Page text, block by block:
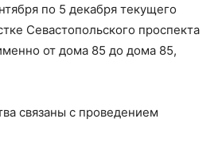
по 5 декабря текущего
Севастопольского проспекта
от дома 85 до дома 85,
связаны с проведением